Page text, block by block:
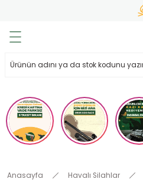
Anasayfa Havalı Silahlar